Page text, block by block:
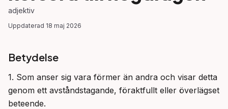
adjektiv
Uppdaterad 18 maj 2026
Betydelse
1. Som anser sig vara förmer än andra och visar detta
genom ett avståndstagande, föraktfullt eller överlägset
beteende.